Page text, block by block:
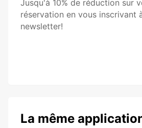
Jusqu'à 10% de réduction sur
réservation en vous inscrivant
newsletter!
La même